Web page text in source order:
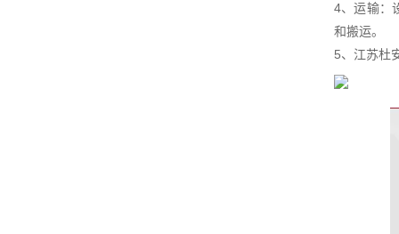
4、运输：
和搬运。
5、江苏杜